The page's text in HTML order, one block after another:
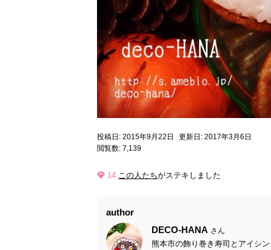
投稿日: 2015年9月22日
更新日: 2017年3月6日
閲覧数: 7,139
14 この人たちがステキしました
author
DECO-HANA さん
熊本市の飾り巻き寿司とアイシ